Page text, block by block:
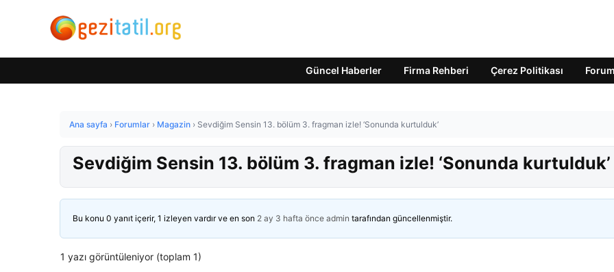
Güncel Haberler Firma Rehberi Çerez Politikası Forum
Ana sayfa › Forumlar › Magazin › Sevdiğim Sensin 13. bölüm 3. fragman izle! ‘Sonunda kurtulduk’
Sevdiğim Sensin 13. bölüm 3. fragman izle! ‘Sonunda kurtulduk’
Bu konu 0 yanıt içerir, 1 izleyen vardır ve en son 2 ay 3 hafta önce admin tarafından güncellenmiştir.
1 yazı görüntüleniyor (toplam 1)